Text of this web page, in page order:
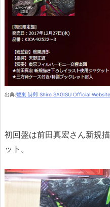
出典:鷺巣 詩郎 Shiro SAGISU Official Website
初回盤は前田真宏さん新規
ット。